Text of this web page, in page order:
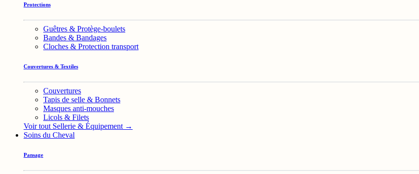
Protections
Guêtres & Protège-boulets
Bandes & Bandages
Cloches & Protection transport
Couvertures & Textiles
Couvertures
Tapis de selle & Bonnets
Masques anti-mouches
Licols & Filets
Voir tout Sellerie & Équipement →
Soins du Cheval
Pansage